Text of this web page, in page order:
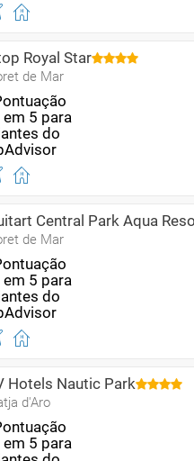
Royal Star
de Mar
Central Park Aqua
de Mar
Hotels Nautic Park
d'Aro